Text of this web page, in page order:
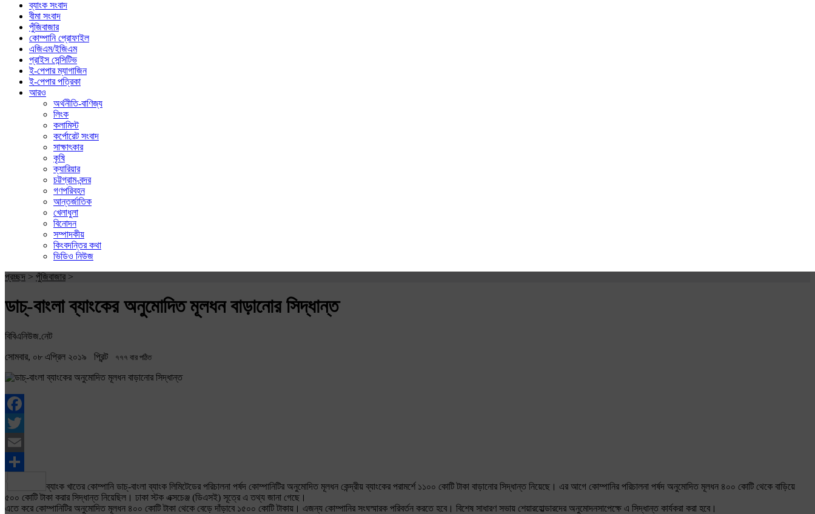
ব্যাংক সংবাদ
বীমা সংবাদ
পুঁজিবাজার
কোম্পানি প্রোফাইল
এজিএম/ইজিএম
প্রাইস সেন্সিটিভ
ই-পেপার ম্যাগাজিন
ই-পেপার পত্রিকা
আরও
অর্থনীতি-বাণিজ্য
লিংক
কলামিস্ট
কর্পোরেট সংবাদ
সাক্ষাৎকার
কৃষি
ক্যারিয়ার
চট্টগ্রাম-বন্দর
গণপরিবহন
আন্তর্জাতিক
খেলাধুলা
বিনোদন
সম্পাদকীয়
কিংবদন্তির কথা
ভিডিও নিউজ
প্রচ্ছদ > পুঁজিবাজার >
ডাচ্-বাংলা ব্যাংকের অনুমোদিত মূলধন বাড়ানোর সিদ্ধান্ত
বিবিএনিউজ.নেট
সোমবার, ০৮ এপ্রিল ২০১৯ প্রিন্ট ৭৭৭ বার পঠিত
Facebook
Twitter
Email
ব্যাংক খাতের কোম্পানি ডাচ্-বাংলা ব্যাংক লিমিটেডের পরিচালনা পর্ষদ কোম্পানিটির অনুমোদিত মূলধন কেন্দ্রীয় ব্যাংকের পরামর্শে ১১০০ কোটি টাকা বাড়ানোর সিদ্ধান্ত নিয়েছে। এর আগে কোম্পানির পরিচালনা পর্ষদ অনুমোদিত মূলধন ৪০০ কোটি থেকে বাড়িয়ে
৫০০ কোটি টাকা করার সিদ্ধান্ত নিয়েছিল। ঢাকা স্টক এক্সচেঞ্জ (ডিএসই) সূত্রে এ তথ্য জানা গেছে।
এতে করে কোম্পানিটির অনুমোদিত মূলধন ৪০০ কোটি টাকা থেকে বেড়ে দাঁড়াবে ১৫০০ কোটি টাকায়। এজন্য কোম্পানির সংঘস্মারক পরিবর্তন করতে হবে। বিশেষ সাধারণ সভায় শেয়ারহোল্ডারদের অনুমোদনসাপেক্ষে এ সিদ্ধান্ত কার্যকরা করা হবে।